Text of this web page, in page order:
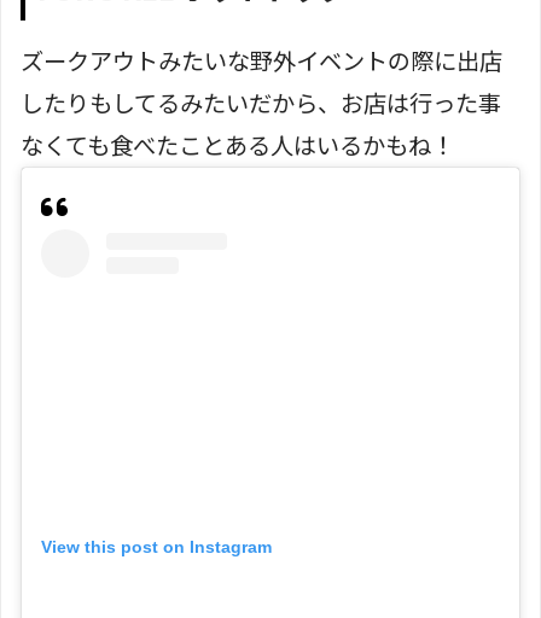
ズークアウトみたいな野外イベントの際に出店
したりもしてるみたいだから、お店は行った事
なくても食べたことある人はいるかもね！
View this post on Instagram